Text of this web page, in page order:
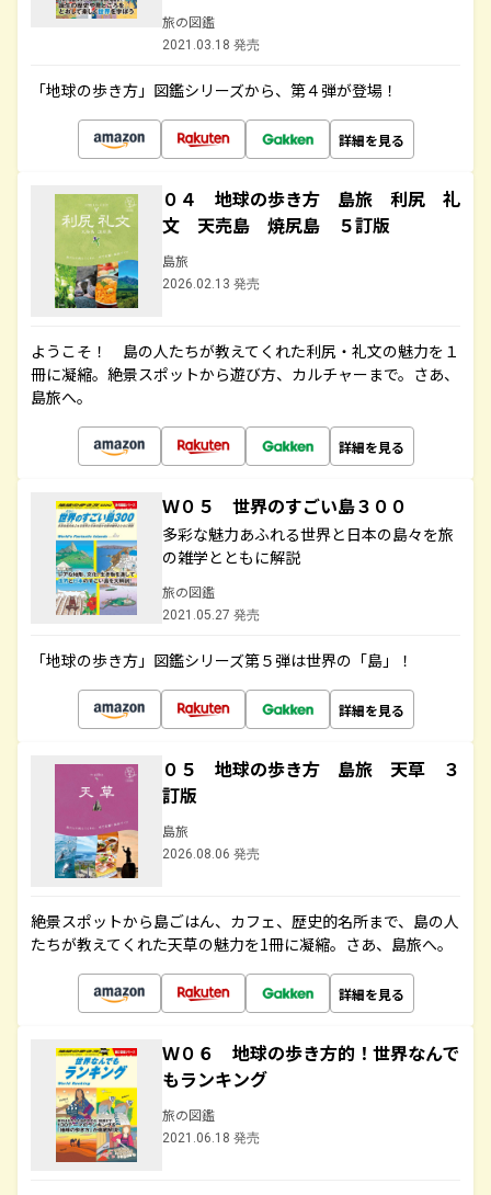
旅の図鑑
2021.03.18 発売
「地球の歩き方」図鑑シリーズから、第４弾が登場！
詳細を見る
０４ 地球の歩き方 島旅 利尻 礼
文 天売島 焼尻島 ５訂版
島旅
2026.02.13 発売
ようこそ！ 島の人たちが教えてくれた利尻・礼文の魅力を１
冊に凝縮。絶景スポットから遊び方、カルチャーまで。さあ、
島旅へ。
詳細を見る
Ｗ０５ 世界のすごい島３００
多彩な魅力あふれる世界と日本の島々を旅
の雑学とともに解説
旅の図鑑
2021.05.27 発売
「地球の歩き方」図鑑シリーズ第５弾は世界の「島」！
詳細を見る
０５ 地球の歩き方 島旅 天草 ３
訂版
島旅
2026.08.06 発売
絶景スポットから島ごはん、カフェ、歴史的名所まで、島の人
たちが教えてくれた天草の魅力を1冊に凝縮。さあ、島旅へ。
詳細を見る
Ｗ０６ 地球の歩き方的！世界なんで
もランキング
旅の図鑑
2021.06.18 発売